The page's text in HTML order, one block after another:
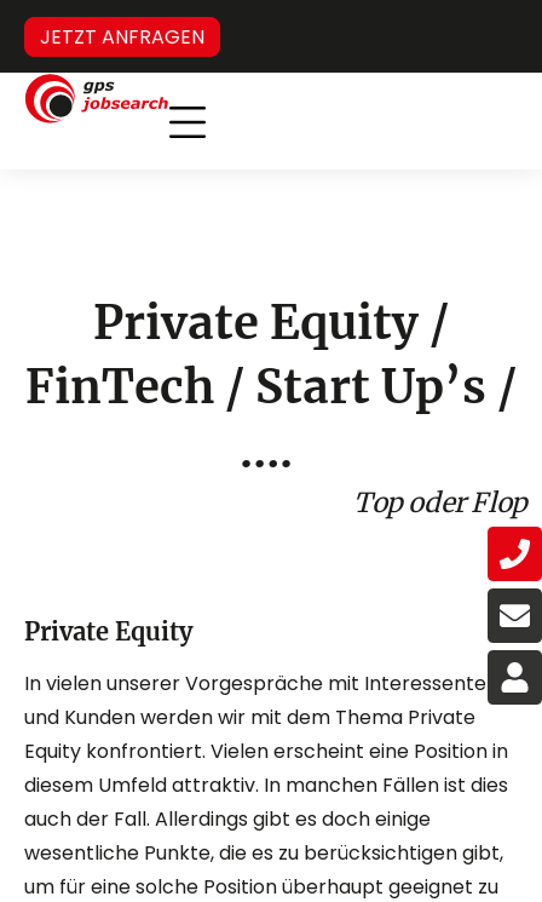
JETZT ANFRAGEN
Private Equity /
FinTech / Start Up’s /
….
Top oder Flop
Private Equity
In vielen unserer Vorgespräche mit Interessenten
und Kunden werden wir mit dem Thema Private
Equity konfrontiert. Vielen erscheint eine Position in
diesem Umfeld attraktiv. In manchen Fällen ist dies
auch der Fall. Allerdings gibt es doch einige
wesentliche Punkte, die es zu berücksichtigen gibt,
um für eine solche Position überhaupt geeignet zu